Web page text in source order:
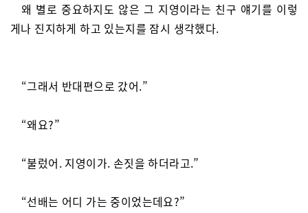
왜 별로 중요하지도 않은 그 지영이라는 친구 얘기를 이렇
게나 진지하게 하고 있는지를 잠시 생각했다.
“그래서 반대편으로 갔어.”
“왜요?”
“불렀어. 지영이가. 손짓을 하더라고.”
“선배는 어디 가는 중이었는데요?”